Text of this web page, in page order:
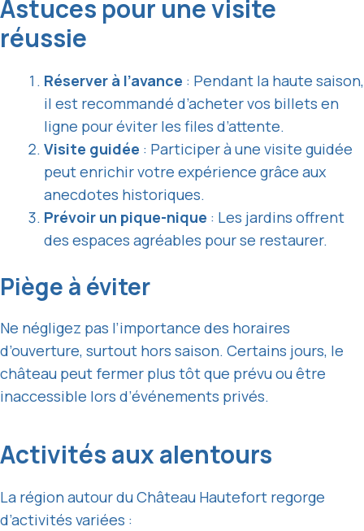
Astuces pour une visite
réussie
Réserver à l’avance : Pendant la haute saison,
il est recommandé d’acheter vos billets en
ligne pour éviter les files d’attente.
Visite guidée : Participer à une visite guidée
peut enrichir votre expérience grâce aux
anecdotes historiques.
Prévoir un pique-nique : Les jardins offrent
des espaces agréables pour se restaurer.
Piège à éviter
Ne négligez pas l’importance des horaires
d’ouverture, surtout hors saison. Certains jours, le
château peut fermer plus tôt que prévu ou être
inaccessible lors d’événements privés.
Activités aux alentours
La région autour du Château Hautefort regorge
d’activités variées :